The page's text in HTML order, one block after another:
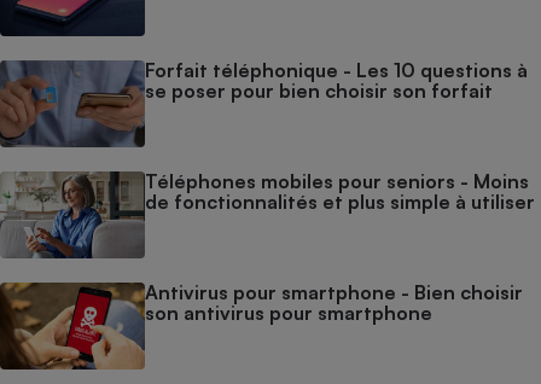
Forfait téléphonique - Les 10 questions à
se poser pour bien choisir son forfait
Téléphones mobiles pour seniors - Moins
de fonctionnalités et plus simple à utiliser
Antivirus pour smartphone - Bien choisir
son antivirus pour smartphone